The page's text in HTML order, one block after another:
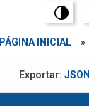
PÁGINA INICIAL »
Exportar: JSON